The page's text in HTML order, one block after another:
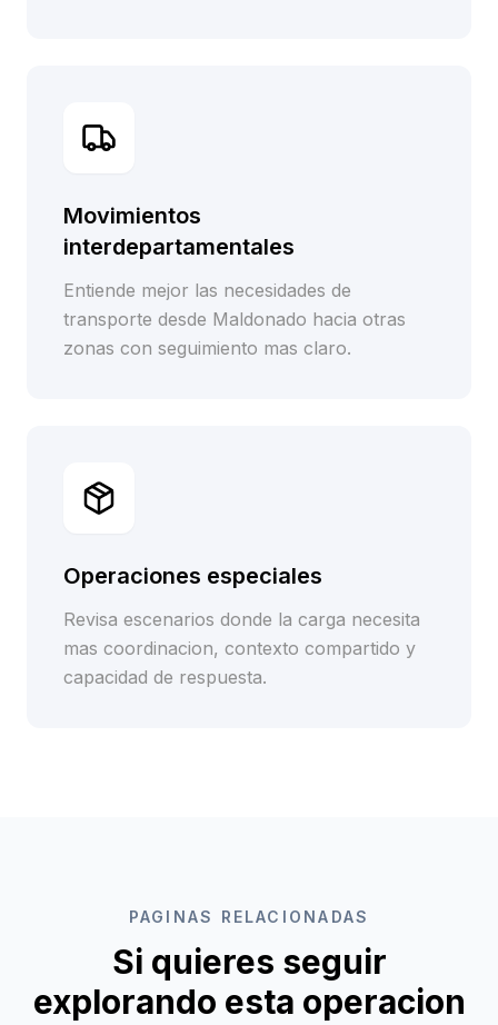
Movimientos
interdepartamentales
Entiende mejor las necesidades de
transporte desde Maldonado hacia otras
zonas con seguimiento mas claro.
Operaciones especiales
Revisa escenarios donde la carga necesita
mas coordinacion, contexto compartido y
capacidad de respuesta.
PAGINAS RELACIONADAS
Si quieres seguir
explorando esta operacion